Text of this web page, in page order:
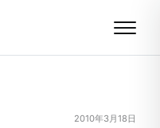
2010年3月18日